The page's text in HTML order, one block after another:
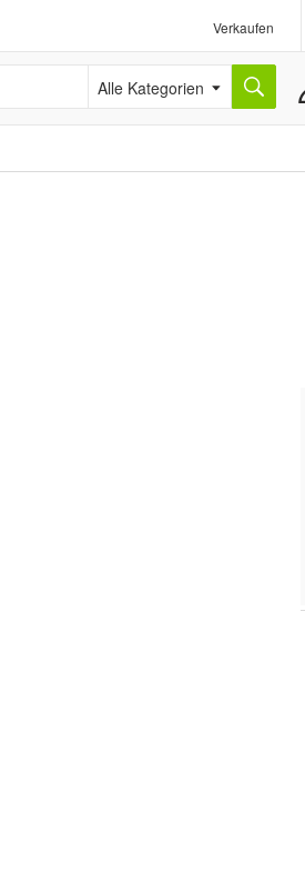
Verkaufen
Alle Kategorien